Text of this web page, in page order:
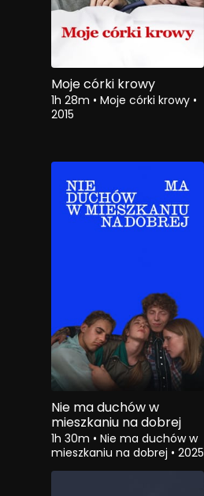
Moje córki krowy
1h 28m • Moje córki krowy •
2015
Nie ma duchów w
mieszkaniu na dobrej
1h 30m • Nie ma duchów w
mieszkaniu na dobrej • 2025